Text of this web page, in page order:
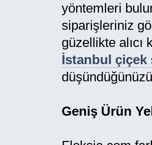
yöntemleri
siparişleriniz
güzellikte alıcı
İstanbul çiçek
Geniş Ürün